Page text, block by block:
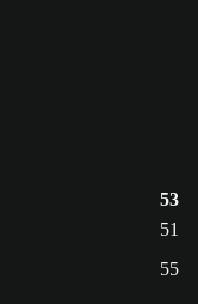
53
51
55